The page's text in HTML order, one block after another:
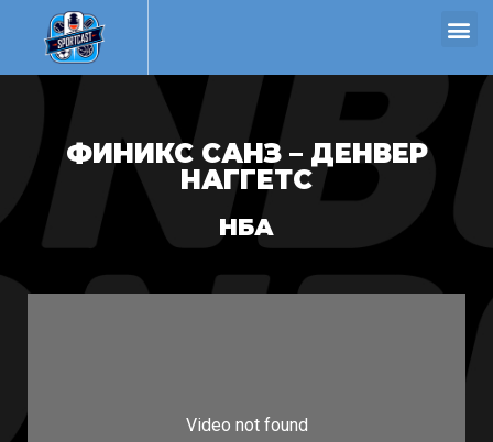
ФИНИКС САНЗ – ДЕНВЕР
НАГГЕТС
НБА